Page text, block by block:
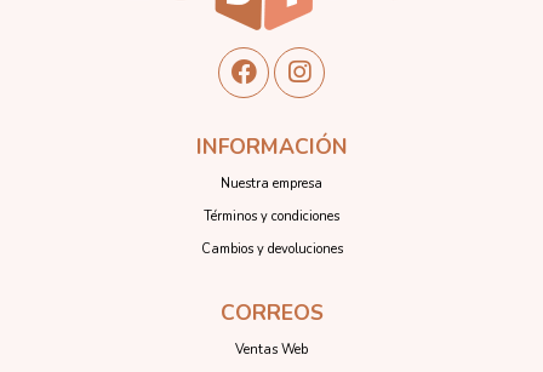
INFORMACIÓN
Nuestra empresa
Términos y condiciones
Cambios y devoluciones
CORREOS
Ventas Web